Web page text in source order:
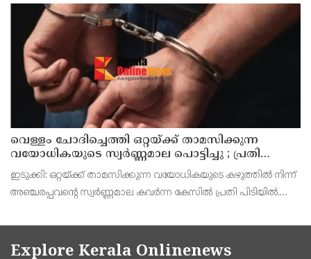
വെള്ളം ചോദിച്ചെത്തി ഒറ്റയ്ക്ക് താമസിക്കുന്ന
വയോധികയുടെ സ്വർണ്ണമാല പൊട്ടിച്ചു ; പ്രതി
പിടിയിൽ
ഇടുക്കി: ഒറ്റയ്ക്ക് താമസിക്കുന്ന വയോധികയുടെ കഴുത്തിൽ നിന്ന്
അഞ്ചരപ്പവന്റെ സ്വർണ്ണമാല കവർന്ന കേസിൽ പ്രതി പിടിയിൽ.
ആണ് അറസ്റ്റിലായത്. മോഷണത്തിന് ഒത്
Explore Kerala Onlinenews